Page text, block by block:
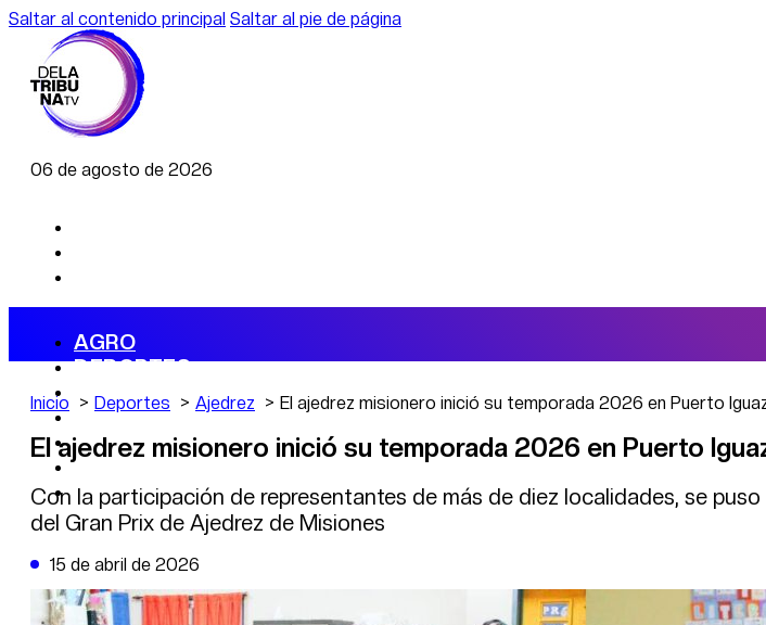
Saltar al contenido principal Saltar al pie de página
06 de agosto de 2026
AGRO
DEPORTES
ECONOMÍA
POLÍTICA
CAMBIO CLIMÁTICO
DATA FIRME
DE LA TRIBUNA TV
Inicio Deportes Ajedrez El ajedrez misionero inició su temporada 2026 en Puerto
El ajedrez misionero inició su temporada 2026 en Puerto
Con la participación de representantes de más de diez localidades, se puso
del Gran Prix de Ajedrez de Misiones
15 de abril de 2026